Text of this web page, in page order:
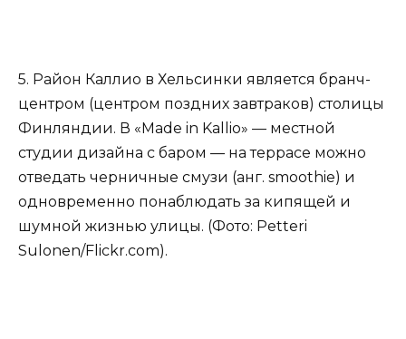
5. Район Каллио в Хельсинки является бранч-
центром (центром поздних завтраков) столицы
Финляндии. В «Made in Kallio» — местной
студии дизайна с баром — на террасе можно
отведать черничные смузи (анг. smoothie) и
одновременно понаблюдать за кипящей и
шумной жизнью улицы. (Фото: Petteri
Sulonen/Flickr.com).